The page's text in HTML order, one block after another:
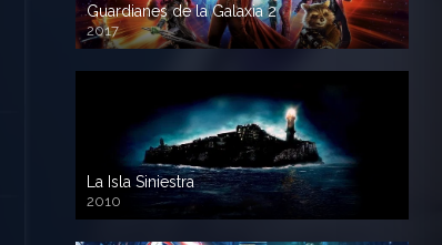
Guardianes de la Galaxia 2
2017
720p HD
La Isla Siniestra
2010
720p HD